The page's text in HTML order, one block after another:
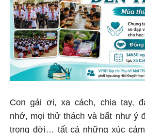
Con gái ơi, xa cách, chia tay,
nhớ, mọi thử thách và bất như ý
trong đời… tất cả những xúc